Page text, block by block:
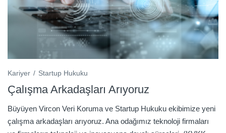
Kariyer Startup Hukuku
Çalışma Arkadaşları Arıyoruz
Büyüyen Vircon Veri Koruma ve Startup Hukuku ekibimize yeni
çalışma arkadaşları arıyoruz. Ana odağımız teknoloji firmaları